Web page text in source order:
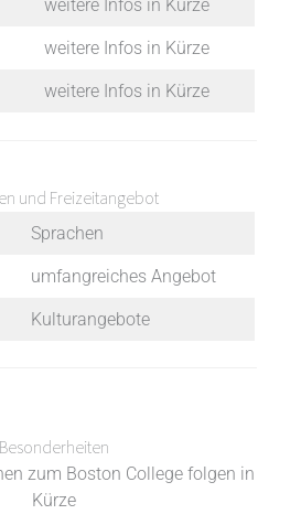
weitere Infos in Kürze
weitere Infos in Kürze
weitere Infos in Kürze
und Freizeitangebot
Sprachen
umfangreiches Angebot
Kulturangebote
Besonderheiten
zum Boston College folgen in
Kürze